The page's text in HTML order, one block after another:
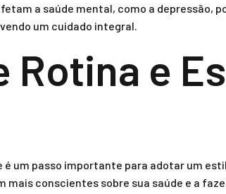
a saúde mental, como a depressão,
um cuidado integral.
Rotina e
um passo importante para adotar um
conscientes sobre sua saúde e a